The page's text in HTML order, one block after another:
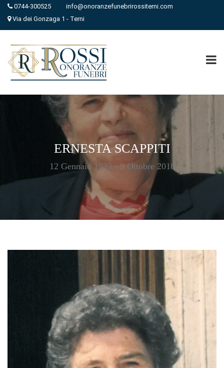
0744-300525
info@onoranzefunebrirossiterni.com
Via dei Gonzaga 1 - Terni
ERNESTA SCAPPITI
12 Gennaio 1923 - 9 Ottobre 2018